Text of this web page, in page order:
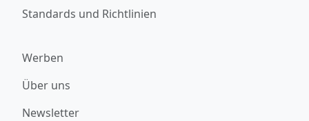
Standards und Richtlinien
Werben
Über uns
Newsletter